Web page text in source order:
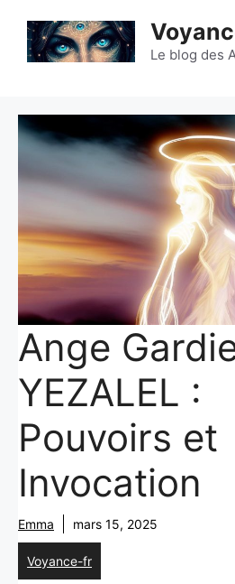
contenu
Le blog des
Ange
YEZALEL :
Pouvoirs et
Invocation
Emma mars 15, 2025
Voyance-fr